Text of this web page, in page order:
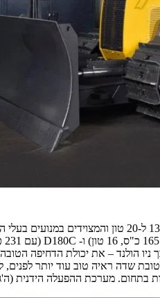
הולנד – את יכולת הדחיפה
בתחום. מערכת ההפעלה הידנית